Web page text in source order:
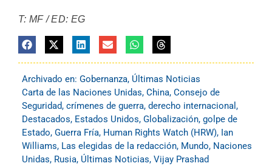
T: MF / ED: EG
Archivado en: Gobernanza, Últimas Noticias
Carta de las Naciones Unidas, China, Consejo de
Seguridad, crímenes de guerra, derecho internacional ,
Destacados, Estados Unidos, Globalización, golpe de
Estado, Guerra Fría, Human Rights Watch (HRW), Ian
Williams, Las elegidas de la redacción, Mundo, Naciones
Unidas, Rusia, Últimas Noticias, Vijay Prashad